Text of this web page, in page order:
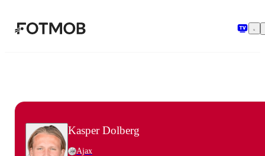
အဓိကအကြောင်းအရာသို့ ကျော်သွားရန်
Kasper Dolberg
Ajax